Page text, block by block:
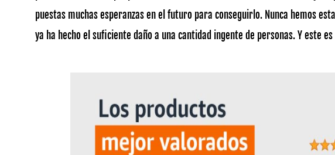
puestas muchas esperanzas en el futuro para conseguirlo. Nunca hemos
ya ha hecho el suficiente daño a una cantidad ingente de personas. Y este